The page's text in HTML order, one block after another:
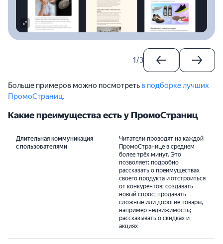
1/3
Больше примеров можно посмотреть в подборке лучших
ПромоСтраниц.
Какие преимущества есть у ПромоСтраниц
Длительная коммуникация
с пользователями
Читатели проводят на каждой
ПромоСтранице в среднем
более трёх минут. Это
позволяет: подробно
рассказать о преимуществах
своего продукта и отстроиться
от конкурентов; создавать
новый спрос; продавать
сложные или дорогие товары,
например недвижимость;
рассказывать о скидках и
акциях